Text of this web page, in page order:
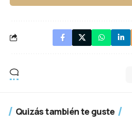
Quizás también te guste